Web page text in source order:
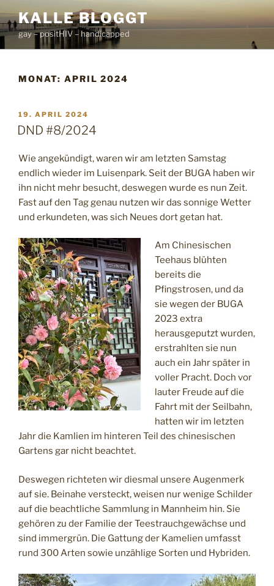
Inhalt
springen
KALLE BLOGGT
gay – positHIV – handicapped
MONAT: APRIL 2024
VERÖFFENTLICHT
AM
19. APRIL 2024
DND #8/2024
Wie angekündigt, waren wir am letzten Samstag
endlich wieder im Luisenpark. Seit der BUGA haben wir
ihn nicht mehr besucht, deswegen wurde es nun Zeit.
Fast auf den Tag genau nutzen wir das sonnige Wetter
und erkundeten, was sich Neues dort getan hat.
Am Chinesischen
Teehaus blühten
bereits die
Pfingstrosen, und da
sie wegen der BUGA
2023 extra
herausgeputzt wurden,
erstrahlten sie nun
auch ein Jahr später in
voller Pracht. Doch vor
lauter Freude auf die
Fahrt mit der Seilbahn,
hatten wir im letzten
Jahr die Kamlien im hinteren Teil des chinesischen
Gartens gar nicht beachtet.
Deswegen richteten wir diesmal unsere Augenmerk
auf sie. Beinahe versteckt, weisen nur wenige Schilder
auf die beachtliche Sammlung in Mannheim hin. Sie
gehören zu der Familie der Teestrauchgewächse und
sind immergrün. Die Gattung der Kamelien umfasst
rund 300 Arten sowie unzählige Sorten und Hybriden.